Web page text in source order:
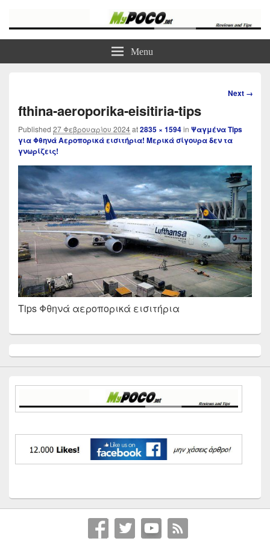
Τα καλύτερα Reviews , Συγκρίσεις , VPN , Webhosting
Menu
Image
Next →
fthina-aeroporika-eisitiria-tips
Published 27 Φεβρουαρίου 2024at2835 × 1594in Ψαγμένα Tips
για Φθηνά Αεροπορικά εισιτήρια! Μερικά σίγουρα δεν τα
γνωρίζεις!
Tips Φθηνά αεροπορικά εισιτήρια
Sidebar
Widget